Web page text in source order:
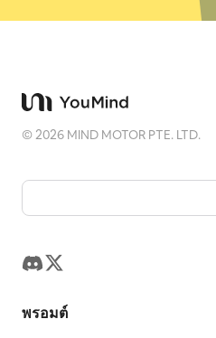
©2026 MIND MOTOR PTE. LTD.
พรอมต์